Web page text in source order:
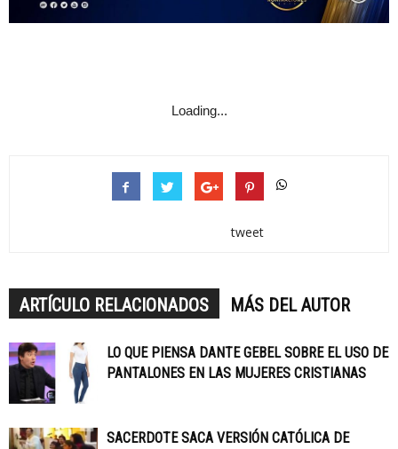
Loading...
tweet
ARTÍCULO RELACIONADOS MÁS DEL AUTOR
LO QUE PIENSA DANTE GEBEL SOBRE EL USO DE
PANTALONES EN LAS MUJERES CRISTIANAS
SACERDOTE SACA VERSIÓN CATÓLICA DE